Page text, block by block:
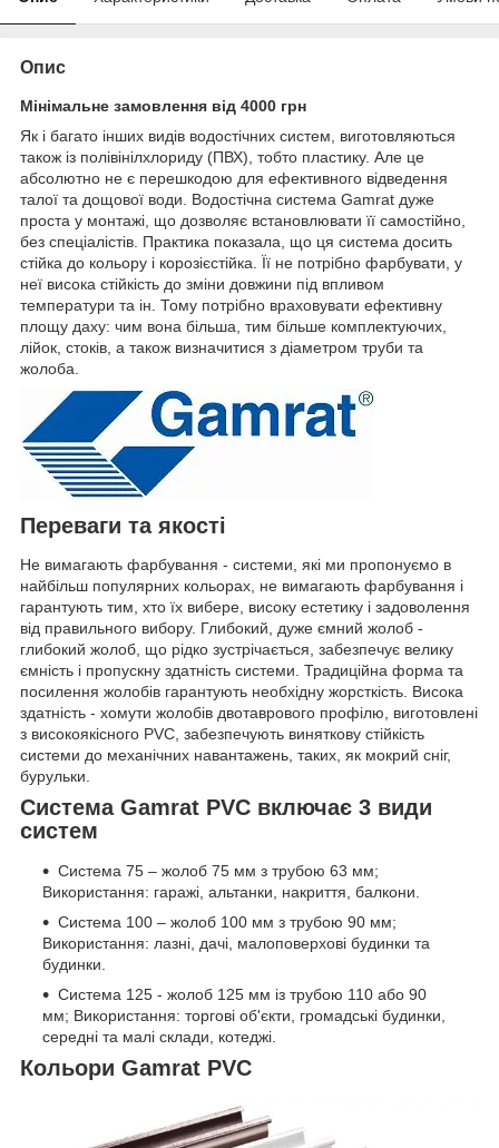
Опис
Мінімальне замовлення від 4000 грн
Як і багато інших видів водостічних систем, виготовляються
також із полівінілхлориду (ПВХ), тобто пластику. Але це
абсолютно не є перешкодою для ефективного відведення
талої та дощової води. Водостічна система Gamrat дуже
проста у монтажі, що дозволяє встановлювати її самостійно,
без спеціалістів. Практика показала, що ця система досить
стійка до кольору і корозієстійка. Її не потрібно фарбувати, у
неї висока стійкість до зміни довжини під впливом
температури та ін. Тому потрібно враховувати ефективну
площу даху: чим вона більша, тим більше комплектуючих,
лійок, стоків, а також визначитися з діаметром труби та
жолоба.
Переваги та якості
Не вимагають фарбування - системи, які ми пропонуємо в
найбільш популярних кольорах, не вимагають фарбування і
гарантують тим, хто їх вибере, високу естетику і задоволення
від правильного вибору. Глибокий, дуже ємний жолоб -
глибокий жолоб, що рідко зустрічається, забезпечує велику
ємність і пропускну здатність системи. Традиційна форма та
посилення жолобів гарантують необхідну жорсткість. Висока
здатність - хомути жолобів двотаврового профілю, виготовлені
з високоякісного PVC, забезпечують виняткову стійкість
системи до механічних навантажень, таких, як мокрий сніг,
бурульки.
Система Gamrat PVC включає 3 види
систем
Система 75 – жолоб 75 мм з трубою 63 мм;
Використання: гаражі, альтанки, накриття, балкони.
Система 100 – жолоб 100 мм з трубою 90 мм;
Використання: лазні, дачі, малоповерхові будинки та
будинки.
Система 125 - жолоб 125 мм із трубою 110 або 90
мм; Використання: торгові об'єкти, громадські будинки,
середні та малі склади, котеджі.
Кольори Gamrat PVC